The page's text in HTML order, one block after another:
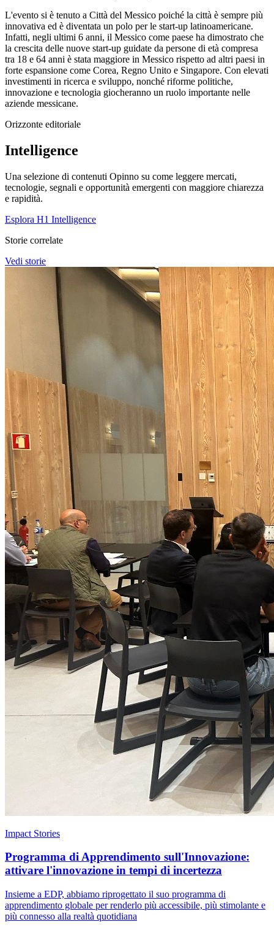
L'evento si è tenuto a Città del Messico poiché la città è sempre più
innovativa ed è diventata un polo per le start-up latinoamericane.
Infatti, negli ultimi 6 anni, il Messico come paese ha dimostrato che
la crescita delle nuove start-up guidate da persone di età compresa
tra 18 e 64 anni è stata maggiore in Messico rispetto ad altri paesi in
forte espansione come Corea, Regno Unito e Singapore. Con elevati
investimenti in ricerca e sviluppo, nonché riforme politiche,
innovazione e tecnologia giocheranno un ruolo importante nelle
aziende messicane.
Orizzonte editoriale
Intelligence
Una selezione di contenuti Opinno su come leggere mercati,
tecnologie, segnali e opportunità emergenti con maggiore chiarezza
e rapidità.
Esplora H1 Intelligence
Storie correlate
Vedi storie
Impact Stories
Programma di Apprendimento sull'Innovazione:
attivare l'innovazione in tempi di incertezza
Insieme a EDP, abbiamo riprogettato il suo programma di
apprendimento globale per renderlo più accessibile, più stimolante e
più connesso alla realtà quotidiana